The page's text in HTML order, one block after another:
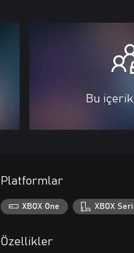
Bu
Platformlar
XBOX One XBOX
Özellikler